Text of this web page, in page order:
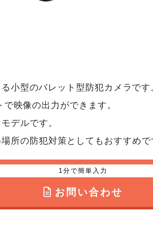
小型のバレット型防犯カメラです
映像の出力ができます。
デルです。
所の防犯対策としてもおすすめで
1分で簡単入力
お問い合わせ